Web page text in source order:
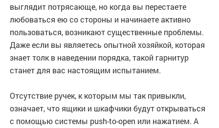
выглядит потрясающе, но когда вы перестаете
любоваться ею со стороны и начинаете активно
пользоваться, возникают существенные проблемы.
Даже если вы являетесь опытной хозяйкой, которая
знает толк в наведении порядка, такой гарнитур
станет для вас настоящим испытанием.
Отсутствие ручек, к которым мы так привыкли,
означает, что ящики и шкафчики будут открываться
с помощью системы push-to-open или нажатием. А